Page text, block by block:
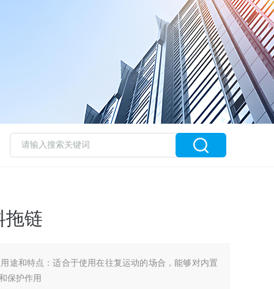
拖链
途和特点：适合于使用在往复运动的场合，能够对内置
保护作用